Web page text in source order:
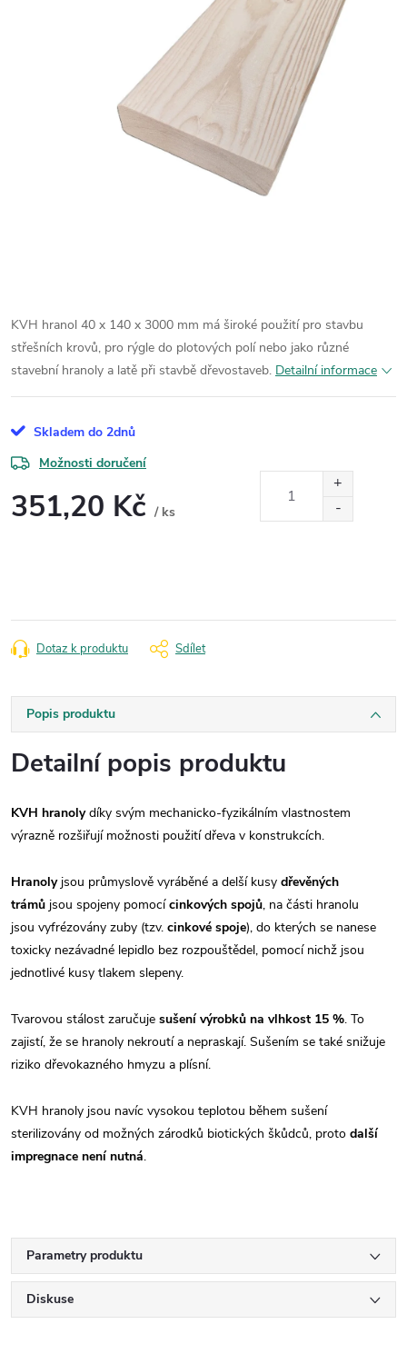
KVH hranol 40 x 140 x 3000 mm má široké použití pro stavbu
střešních krovů, pro rýgle do plotových polí nebo jako různé
stavební hranoly a latě při stavbě dřevostaveb. Detailní informace
Skladem do 2dnů
Možnosti doručení
351,20 Kč / ks
Dotaz k produktu Sdílet
Popis produktu
Detailní popis produktu
KVH hranolydíky svým mechanicko-fyzikálním vlastnostem
výrazně rozšiřují možnosti použití dřeva v konstrukcích.
Hranolyjsou průmyslově vyráběné a delší kusy dřevěných
trámů jsou spojeny pomocícinkových spojů, na části hranolu
jsou vyfrézovány zuby (tzv. cinkové spoje), do kterých se nanese
toxicky nezávadné lepidlo bez rozpouštědel, pomocí nichž jsou
jednotlivé kusy tlakem slepeny.
Tvarovou stálost zaručuje sušení výrobků na vlhkost 15 %. To
zajistí, že se hranoly nekroutí a nepraskají. Sušením se také snižuje
riziko dřevokazného hmyzu a plísní.
KVH hranoly jsou navíc vysokou teplotou během sušení
sterilizovány od možných zárodků biotických škůdců, proto další
impregnace není nutná.
Parametry produktu
Diskuse